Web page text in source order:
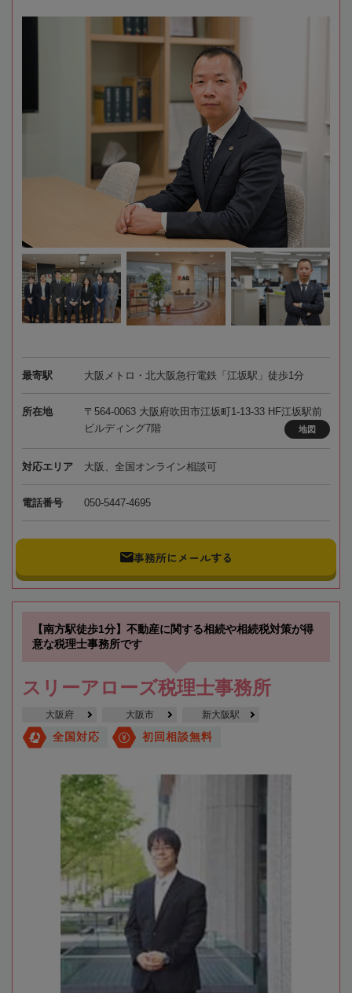
最寄駅 大阪メトロ・北大阪急行電鉄「江坂駅」徒歩1分
所在地
〒564-0063 大阪府吹田市江坂町1-13-33 HF江坂駅前
ビルディング7階
地図
対応エリア 大阪、全国オンライン相談可
電話番号 050-5447-4695
事務所にメールする
【南方駅徒歩1分】不動産に関する相続や相続税対策が得
意な税理士事務所です
スリーアローズ税理士事務所
大阪府 大阪市 新大阪駅
全国対応 初回相談無料